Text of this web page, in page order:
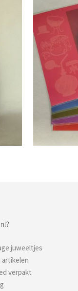
juweeltjes
artikelen
verpakt